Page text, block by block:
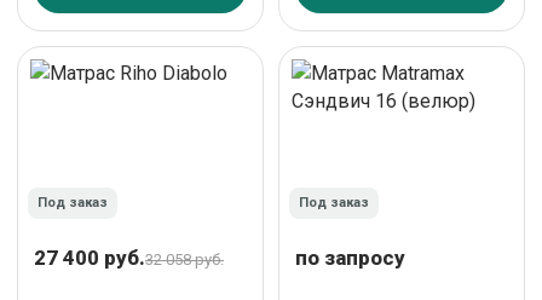
Под заказ
27 400 руб.32 058 руб.
Под заказ
по запросу